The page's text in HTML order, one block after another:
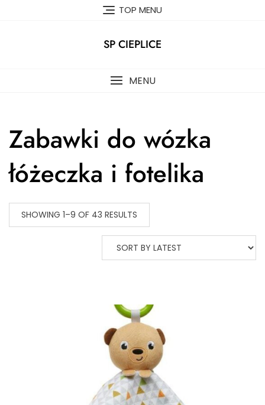
TOP MENU
SP CIEPLICE
MENU
Zabawki do wózka
łóżeczka i fotelika
SHOWING 1–9 OF 43 RESULTS